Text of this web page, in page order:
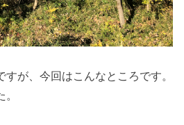
が、今回はこんなところです。